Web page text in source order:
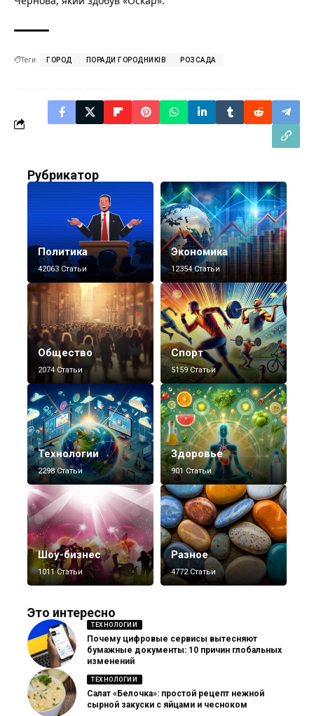
Теги: ГОРОД ПОРАДИ ГОРОДНИКІВ РОЗСАДА
Рубрикатор
Политика
42063 Статьи
Экономика
12354 Статьи
Общество
2074 Статьи
Спорт
5159 Статьи
Технологии
2298 Статьи
Здоровье
901 Статьи
Шоу-бизнес
1011 Статьи
Разное
4772 Статьи
Это интересно
ТЕХНОЛОГИИ
Почему цифровые сервисы вытесняют
бумажные документы: 10 причин глобальных
изменений
ТЕХНОЛОГИИ
Салат «Белочка»: простой рецепт нежной
сырной закуски с яйцами и чесноком